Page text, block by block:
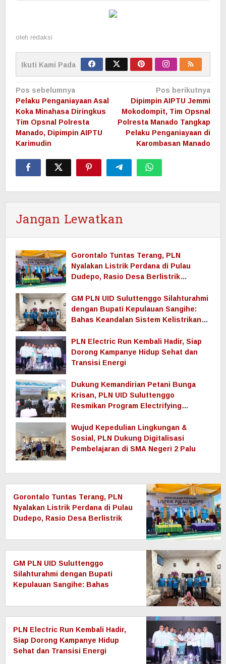
oleh redaksi
Ikuti Kami Pada
Navigasi
pos
Pos sebelumnya
Pelaku Penganiayaan Asal
Koka Minahasa Diringkus
Tim Opsnal Polresta
Manado, Dipimpin AIPTU
Karimudin
Pos berikutnya
Dipimpin AIPTU Jemmi
Mokodompit, Tim Opsnal
Polresta Manado Tangkap
Pelaku Penganiayaan di
Karombasan Manado
Jangan Lewatkan
Gorontalo Tuntas Terang, PLN
Nyalakan Listrik Perdana di Pulau
Dudepo, Rasio Desa Berlistrik
GM PLN UID Suluttenggo Silahturahmi
dengan Bupati Kepulauan Sangihe:
Bahas Keandalan Sistem Kelistrikan
Tamako
PLN Electric Run Kembali Hadir, Siap
Dorong Kampanye Hidup Sehat dan
Transisi Energi
Dukung Kemandirian Petani Bunga
Krisan, PLN UID Suluttenggo
Resmikan Program Electrifying
Wujud Kepedulian Lingkungan &
Sosial, PLN Dukung Digitalisasi
Pembelajaran di SMA Negeri 2 Palu
Gorontalo Tuntas Terang, PLN
Nyalakan Listrik Perdana di Pulau
Dudepo, Rasio Desa Berlistrik
Persen
GM PLN UID Suluttenggo
Silahturahmi dengan Bupati
Kepulauan Sangihe: Bahas
hingga Pemulihan Pascabencana
Tamako
PLN Electric Run Kembali Hadir,
Siap Dorong Kampanye Hidup
Sehat dan Transisi Energi